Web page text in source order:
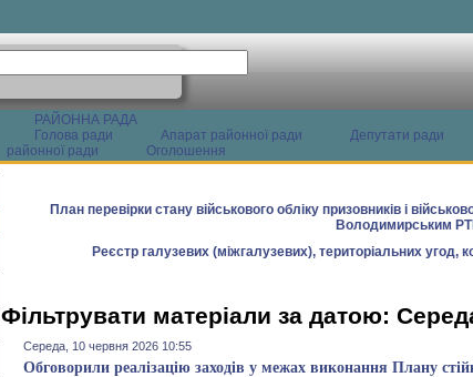
РАЙОННА РАДА
Голова ради
Апарат районної ради Депутати ради
районної ради
Оголошення
План перевірки стану військового обліку призовників і
Володимирським
Реєстр галузевих (міжгалузевих), територіальних угод,
Фільтрувати матеріали за датою:
Середа, 10 червня 2026 10:55
Обговорили реалізацію заходів у межах виконання Плану